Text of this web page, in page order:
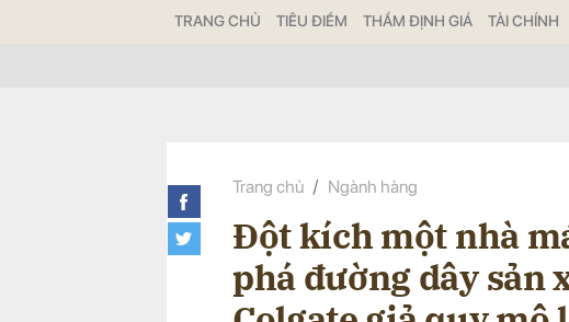
TRANG CHỦ TIÊU ĐIỂM THẨM ĐỊNH GIÁ TÀI CHÍNH
Trang chủ Ngành hàng
Đột kích một nhà
phá đường dây sản